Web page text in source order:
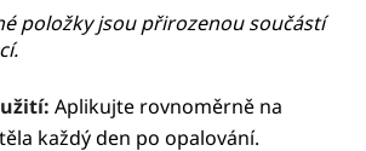
položky jsou přirozenou součástí
Aplikujte rovnoměrně na
každý den po opalování.